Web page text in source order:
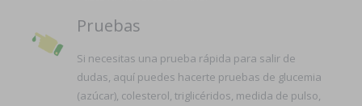
Pruebas
Si necesitas una prueba rápida para salir de
dudas, aquí puedes hacerte pruebas de glucemia
(azúcar), colesterol, triglicéridos, medida de pulso,